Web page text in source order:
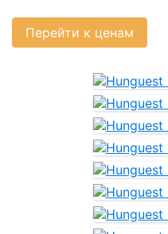
Перейти к ценам